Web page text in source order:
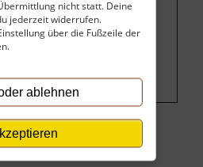
nicht statt. Deine
jederzeit widerrufen.
über die Fußzeile der
ablehnen
zu finanzieren, wird